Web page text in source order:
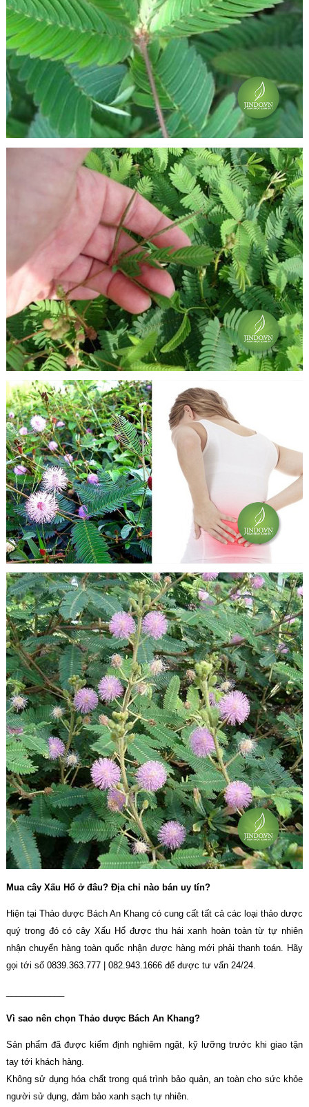
Mua cây Xấu Hổ ở đâu? Địa chỉ nào bán uy tín?
Hiện tại Thảo dược Bách An Khang có cung cất tất cả các loại thảo dược
quý trong đó có cây Xấu Hổ được thu hái xanh hoàn toàn từ tự nhiên
nhận chuyển hàng toàn quốc nhận được hàng mới phải thanh toán. Hãy
gọi tới số 0839.363.777 | 082.943.1666 để được tư vấn 24/24.
Vì sao nên chọn Thảo dược Bách An Khang?
Sản phẩm đã được kiểm định nghiêm ngặt, kỹ lưỡng trước khi giao tận
tay tới khách hàng.
Không sử dụng hóa chất trong quá trình bảo quản, an toàn cho sức khỏe
người sử dụng, đảm bảo xanh sạch tự nhiên.